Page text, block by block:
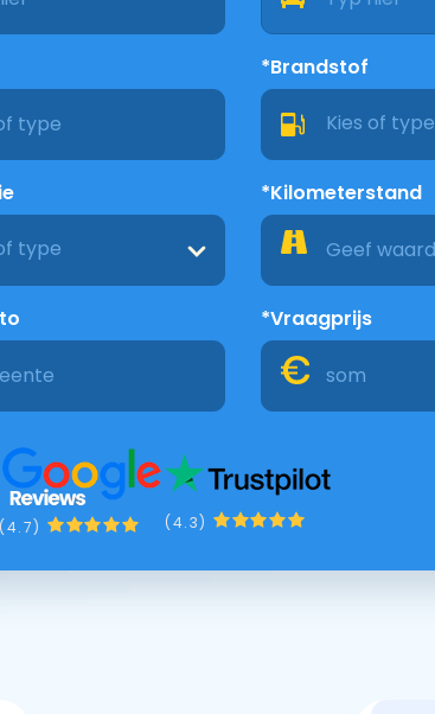
*Brandstof
Kies of type
type
*Kilometerstand
*Vraagprijs
(4.7) (4.3)